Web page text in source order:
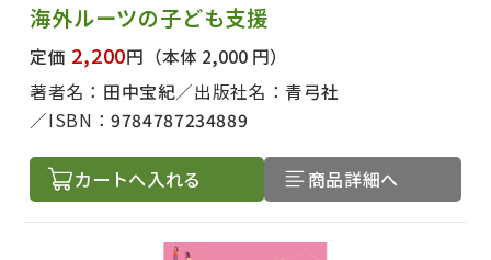
海外ルーツの子ども支援
定価 2,200円 （本体 2,000 円）
著者名： 田中宝紀 出版社名：青弓社
ISBN：9784787234889
カートへ入れる 商品詳細へ